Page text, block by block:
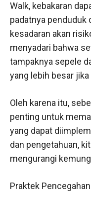
Walk, kebakaran
padatnya penduduk
kesadaran akan
menyadari bahwa
tampaknya sepele
yang lebih besar
Oleh karena itu,
penting untuk
yang dapat
dan pengetahuan,
mengurangi
Praktek